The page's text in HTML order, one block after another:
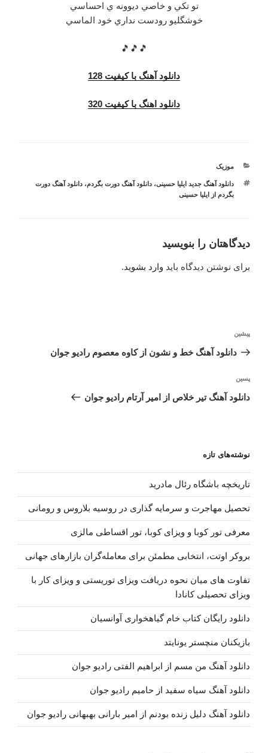
تو تكي و خاصي ديوونه ي احساسي
خوشگليو رودست نداري خود الماسي
🎵🎵🎵
دانلود آهنگ با کیفیت 128
دانلود اهنگ با کیفیت 320
دسته‌ها
موزیک
برچسب‌ها
دانلود آهنگ جدید ایلیا حسینی،دانلود آهنگ دورت بگردم،دانلود آهنگ دورت
بگردم از ایلیا حسینی
دیدگاهتان را بنویسید
برای نوشتن دیدگاه باید وارد بشوید.
نوشته
قبلی
پیشین
دانلود آهنگ خط و نشون از کاوه معصوم رادیو جوان
نوشته‌ٔ
بعدی
پسین
دانلود آهنگ تیر خلاص از امیر آرتام رادیو جوان
نوشته‌های تازه
تاریخچه باشگاه رئال مادرید
تحصیل مهاجرت و سرمایه گذاری در روسیه بلاروس و رومانی
معرفی تور کوبا و ویزای کوبا، تور اقساطی مالزی
بروکر اوتت، انتخابی مطمئن برای معامله‌گران بازارهای جهانی
تفاوت های میان نحوه دریافت ویزای توریستی و ویزای کار با
ویزای تحصیلی کانادا
دانلود رایگان کتاب خام گیاهخواری آوانسیان
بازیکنان منچستر یونایتد
دانلود آهنگ من مسم از ابراهیم الفتی رادیو جوان
دانلود آهنگ سیاه سفید از حامیم رادیو جوان
دانلود آهنگ دلیل زنده بودنم از امیر بارانی بهبهانی رادیو جوان